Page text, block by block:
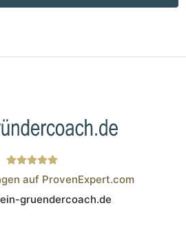
Wistor GmbH
auf ProvenExpert.com
gruendercoach.de